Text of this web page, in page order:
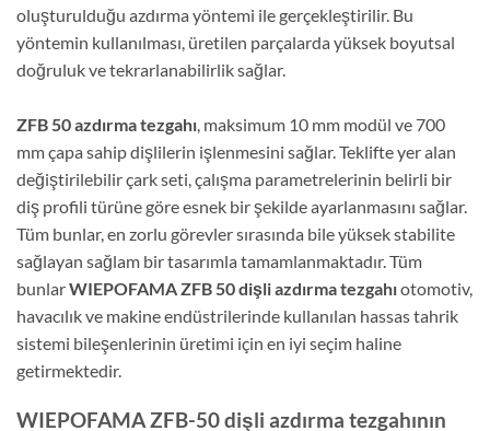
oluşturulduğu azdırma yöntemi ile gerçekleştirilir. Bu
yöntemin kullanılması, üretilen parçalarda yüksek boyutsal
doğruluk ve tekrarlanabilirlik sağlar.
ZFB 50 azdırma tezgahı, maksimum 10 mm modül ve 700
mm çapa sahip dişlilerin işlenmesini sağlar. Teklifte yer alan
değiştirilebilir çark seti, çalışma parametrelerinin belirli bir
diş profili türüne göre esnek bir şekilde ayarlanmasını sağlar.
Tüm bunlar, en zorlu görevler sırasında bile yüksek stabilite
sağlayan sağlam bir tasarımla tamamlanmaktadır. Tüm
bunlarWIEPOFAMA ZFB 50 dişli azdırma tezgahıotomotiv,
havacılık ve makine endüstrilerinde kullanılan hassas tahrik
sistemi bileşenlerinin üretimi için en iyi seçim haline
getirmektedir.
WIEPOFAMA ZFB-50 dişli azdırma tezgahının